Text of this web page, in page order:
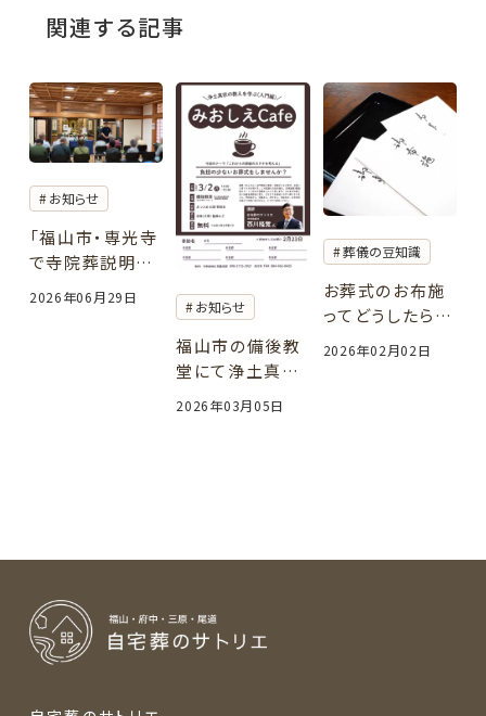
関連する記事
お知らせ
「福山市・専光寺
で寺院葬説明会
を開催しました
｜お寺で行う安
2026年06月29日
お知らせ
福山市の備後教
堂にて浄土真宗
の寺院様や門徒
様向けに「負担
2026年03月05日
葬儀の豆知識
お葬式のお布施
ってどうしたらい
いの？サトリエな
りの考え方をご
2026年02月02日